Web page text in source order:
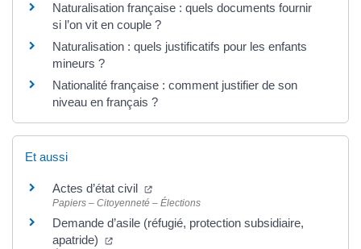
Naturalisation française : quels documents fournir
si l’on vit en couple ?
Naturalisation : quels justificatifs pour les enfants
mineurs ?
Nationalité française : comment justifier de son
niveau en français ?
Et aussi
Actes d’état civil
Papiers – Citoyenneté – Élections
Demande d’asile (réfugié, protection subsidiaire,
apatride)